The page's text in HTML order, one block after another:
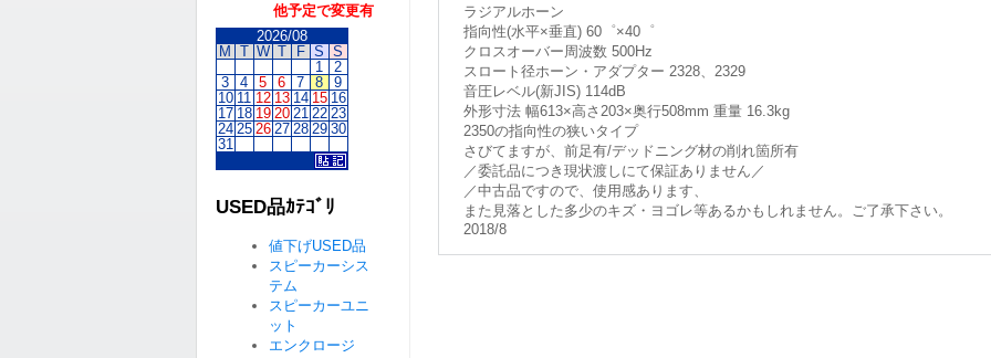
ラジアルホーン
指向性(水平×垂直) 60゜×40゜
クロスオーバー周波数 500Hz
スロート径ホーン・アダプター 2328、2329
音圧レベル(新JIS) 114dB
外形寸法 幅613×高さ203×奥行508mm 重量 16.3kg
2350の指向性の狭いタイプ
さびてますが、前足有/デッドニング材の削れ箇所有
／委託品につき現状渡しにて保証ありません／
／中古品ですので、使用感あります、
また見落とした多少のキズ・ヨゴレ等あるかもしれません。ご了承下さい。
2018/8
他予定で変更有
2026/08
M
T W T F S S
1
2
3
4 5 6 7 8
9
10 11 12 13 14 15 16
17 18 19 20 21 22 23
24 25 26 27 28 29 30
31
USED品ｶﾃｺﾞﾘ
値下げUSED品
スピーカーシス
テム
スピーカーユニ
ット
エンクロージ